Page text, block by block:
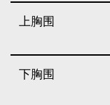
上胸围
下胸围